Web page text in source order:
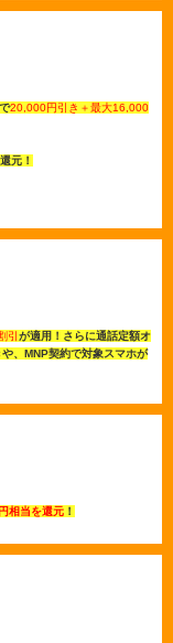
20,000円引き＋最大16,000
元！
引が適用！さらに通話定額オ
、MNP契約で対象スマホが
相当を還元 ！